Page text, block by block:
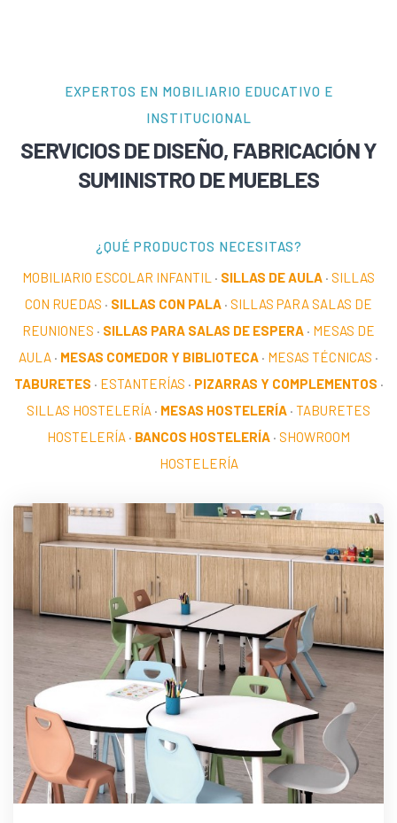
EXPERTOS EN MOBILIARIO EDUCATIVO E
INSTITUCIONAL
SERVICIOS DE DISEÑO, FABRICACIÓN Y
SUMINISTRO DE MUEBLES
¿QUÉ PRODUCTOS NECESITAS?
MOBILIARIO ESCOLAR INFANTIL · SILLAS DE AULA · SILLAS
CON RUEDAS · SILLAS CON PALA · SILLAS PARA SALAS DE
REUNIONES · SILLAS PARA SALAS DE ESPERA · MESAS DE
AULA · MESAS COMEDOR Y BIBLIOTECA · MESAS TÉCNICAS ·
TABURETES · ESTANTERÍAS · PIZARRAS Y COMPLEMENTOS ·
SILLAS HOSTELERÍA · MESAS HOSTELERÍA · TABURETES
HOSTELERÍA · BANCOS HOSTELERÍA · SHOWROOM
HOSTELERÍA